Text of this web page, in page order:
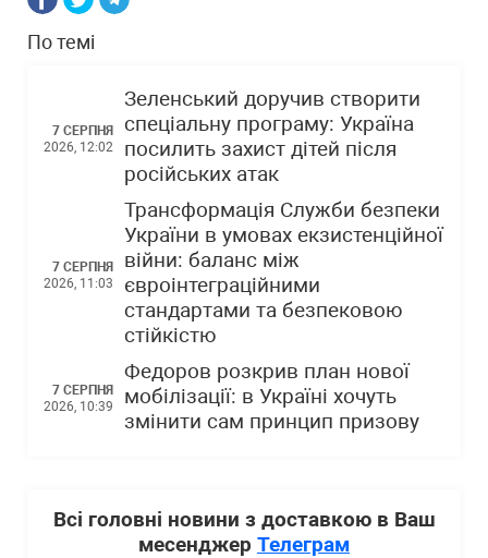
По темі
7 СЕРПНЯ
2026, 12:02
Зеленський доручив створити
спеціальну програму: Україна
посилить захист дітей після
російських атак
7 СЕРПНЯ
2026, 11:03
Трансформація Служби безпеки
України в умовах екзистенційної
війни: баланс між
євроінтеграційними
стандартами та безпековою
стійкістю
7 СЕРПНЯ
2026, 10:39
Федоров розкрив план нової
мобілізації: в Україні хочуть
змінити сам принцип призову
Всі головні новини з доставкою в Ваш
месенджер Телеграм